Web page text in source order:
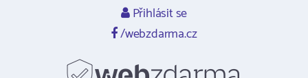
Přihlásit se
/webzdarma.cz